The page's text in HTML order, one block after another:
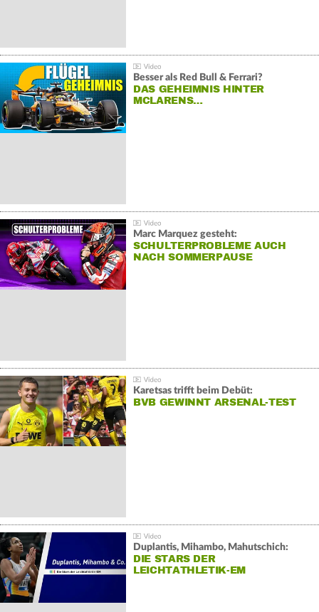
Besser als Red Bull & Ferrari?
DAS GEHEIMNIS HINTER
MCLARENS…
Marc Marquez gesteht:
SCHULTERPROBLEME AUCH
NACH SOMMERPAUSE
Karetsas trifft beim Debüt:
BVB GEWINNT ARSENAL-TEST
Duplantis, Mihambo, Mahutschich:
DIE STARS DER
LEICHTATHLETIK-EM